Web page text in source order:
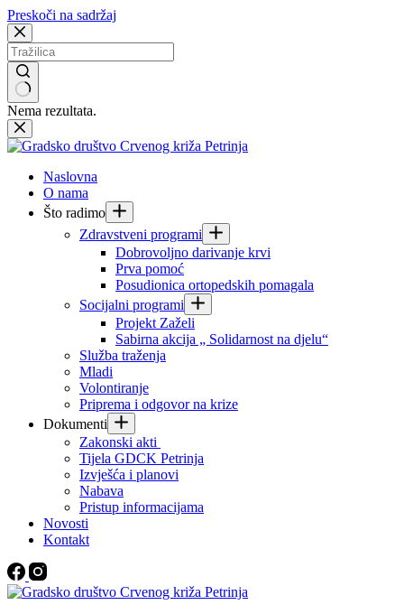
Preskoči na sadržaj
Nema rezultata.
Naslovna
O nama
Što radimo
Zdravstveni programi
Dobrovoljno darivanje krvi
Prva pomoć
Posudionica ortopedskih pomagala
Socijalni programi
Projekt Zaželi
Sabirna akcija „ Solidarnost na djelu“
Služba traženja
Mladi
Volontiranje
Priprema i odgovor na krize
Dokumenti
Zakonski akti
Tijela GDCK Petrinja
Izvješća i planovi
Nabava
Pristup informacijama
Novosti
Kontakt